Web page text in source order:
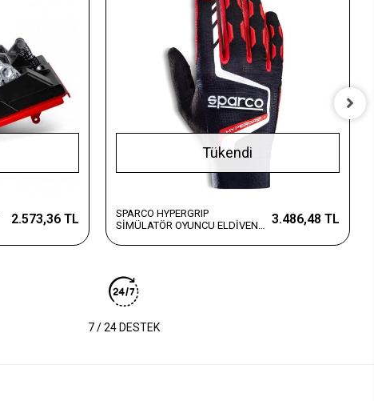
2.573,36 TL
Tükendi
SPARCO HYPERGRIP
SİMÜLATÖR OYUNCU ELDİVENİ
3.486,48 TL
7 / 24 DESTEK